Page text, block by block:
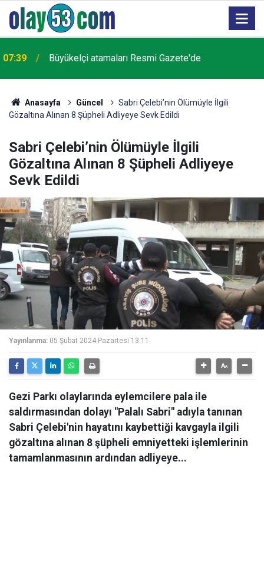
07:39 Büyükelçi atamaları Resmi Gazete'de
Anasayfa Güncel
Sabri Çelebi’nin Ölümüyle İlgili
Gözaltına Alınan 8 Şüpheli Adliyeye Sevk Edildi
Sabri Çelebi’nin Ölümüyle İlgili
Gözaltına Alınan 8 Şüpheli Adliyeye
Sevk Edildi
Yayınlanma: 05 Şubat 2024 Pazartesi 13:11
Gezi Parkı olaylarında eylemcilere pala ile
saldırmasından dolayı "Palalı Sabri" adıyla tanınan
Sabri Çelebi'nin hayatını kaybettiği kavgayla ilgili
gözaltına alınan 8 şüpheli emniyetteki işlemlerinin
tamamlanmasının ardından adliyeye...